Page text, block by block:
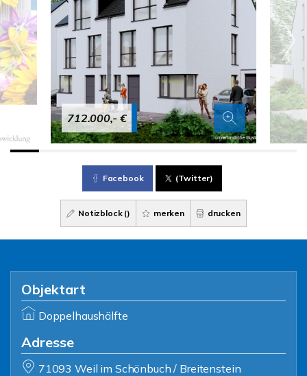
712.000,- €
Facebook (Twitter)
Notizblock () merken drucken
Objektart
Doppelhaushälfte
Adresse
71093 Weil im Schönbuch / Breitenstein